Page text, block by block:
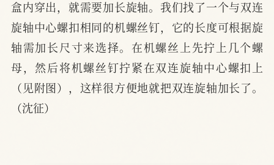
盒内穿出，就需要加长旋轴。我们找了一个与双连
旋轴中心螺扣相同的机螺丝钉，它的长度可根据旋
轴需加长尺寸来选择。在机螺丝上先拧上几个螺
母，然后将机螺丝钉拧紧在双连旋轴中心螺扣上
（见附图），这样很方便地就把双连旋轴加长了。
（沈征）